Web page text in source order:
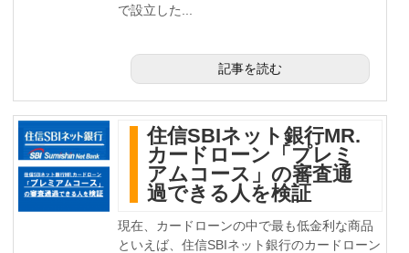
で設立した...
記事を読む
住信SBIネット銀行MR.
カードローン「プレミ
アムコース」の審査通
過できる人を検証
現在、カードローンの中で最も低金利な商品
といえば、住信SBIネット銀行のカードローン